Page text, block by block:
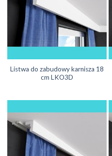
Listwa do zabudowy karnisza 18
cm LKO3D